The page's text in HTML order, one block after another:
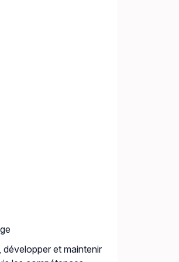
et maintenir